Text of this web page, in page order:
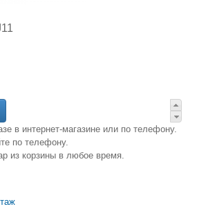
в интернет-магазине или по телефону.
по телефону.
из корзины в любое время.